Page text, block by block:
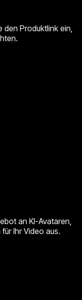
den Produktlink ein,
an KI-Avataren,
Ihr Video aus.